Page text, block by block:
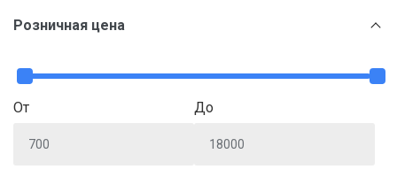
Розничная цена
От До